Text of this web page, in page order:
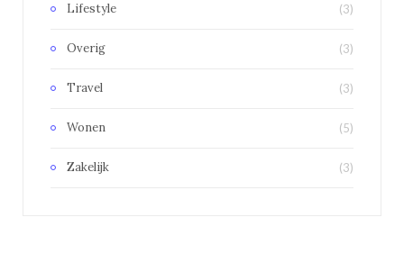
Lifestyle (3)
Overig (3)
Travel (3)
Wonen (5)
Zakelijk (3)